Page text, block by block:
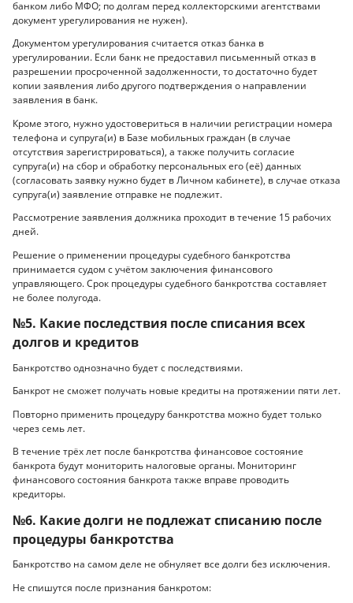
банком либо МФО; по долгам перед коллекторскими агентствами
документ урегулирования не нужен).
Документом урегулирования считается отказ банка в
урегулировании. Если банк не предоставил письменный отказ в
разрешении просроченной задолженности, то достаточно будет
копии заявления либо другого подтверждения о направлении
заявления в банк.
Кроме этого, нужно удостовериться в наличии регистрации номера
телефона и супруга(и) в Базе мобильных граждан (в случае
отсутствия зарегистрироваться), а также получить согласие
супруга(и) на сбор и обработку персональных его (её) данных
(согласовать заявку нужно будет в Личном кабинете), в случае отказа
супруга(и) заявление отправке не подлежит.
Рассмотрение заявления должника проходит в течение 15 рабочих
дней.
Решение о применении процедуры судебного банкротства
принимается судом с учётом заключения финансового
управляющего. Срок процедуры судебного банкротства составляет
не более полугода.
№5. Какие последствия после списания всех
долгов и кредитов
Банкротство однозначно будет с последствиями.
Банкрот не сможет получать новые кредиты на протяжении пяти лет.
Повторно применить процедуру банкротства можно будет только
через семь лет.
В течение трёх лет после банкротства финансовое состояние
банкрота будут мониторить налоговые органы. Мониторинг
финансового состояния банкрота также вправе проводить
кредиторы.
№6. Какие долги не подлежат списанию после
процедуры банкротства
Банкротство на самом деле не обнуляет все долги без исключения.
Не спишутся после признания банкротом: